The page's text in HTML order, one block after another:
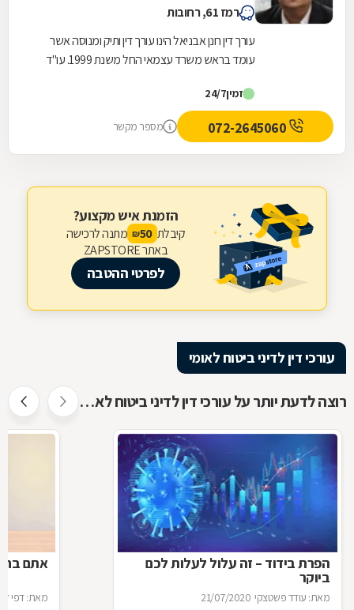
רמז 61, רחובות
עורך דין רונן אבניאל הינו עורך דין ותיק ומנוסה אשר
עומד בראש משרד עצמאי החל משנת 1999. עו"ד
זמין24/7
מספר מקשר
הזמנת איש מקצוע?
קיבלת 50
₪ מתנה לרכישה
באתר ZAPSTORE
לפרטי ההטבה
עורכי דין לדיני ביטוח לאומי
רוצה לדעת יותר על עורכי דין לדיני ביטוח לאומי ?
הפרת בידוד – זה עלול לעלות לכם
ביוקר
מאת: עודד פשטצקי 21/07/2020
אתם
מאת: דפי